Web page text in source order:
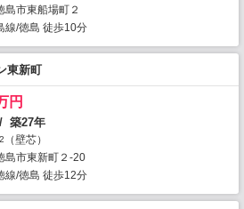
島市東船場町２
線/徳島 徒歩10分
東新町
円
築27年
2
（壁芯）
島市東新町２-20
線/徳島 徒歩12分